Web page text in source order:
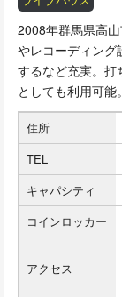
2008年群馬県高
やレコーディング
するなど充実。打
としても利用可能。
住所
TEL
キャパシティ
コインロッカー
アクセス